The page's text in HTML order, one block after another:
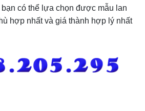
có thể lựa chọn được mẫu lan
hợp nhất và giá thành hợp lý nhất